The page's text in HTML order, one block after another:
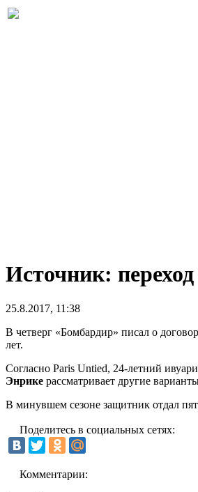
Источник:
25.8.2017, 11:38
В четверг «Бомбардир» писал о
лет.
Согласно Paris Untied, 24-летний
Энрике рассматривает другие
В минувшем сезоне защитник отдал
Поделитесь в социальных сетях:
Комментарии: